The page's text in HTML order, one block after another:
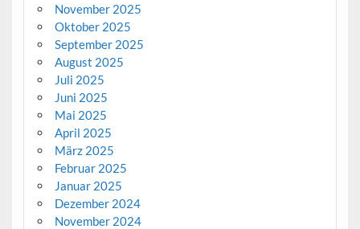
November 2025
Oktober 2025
September 2025
August 2025
Juli 2025
Juni 2025
Mai 2025
April 2025
März 2025
Februar 2025
Januar 2025
Dezember 2024
November 2024